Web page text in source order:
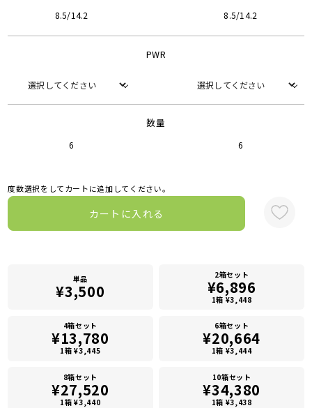
8.5/14.2 8.5/14.2
PWR
数量
6 6
度数選択をしてカートに追加してください。
カートに入れる
単品
¥3,500
2箱セット
¥6,896
1箱 ¥3,448
4箱セット
¥13,780
1箱 ¥3,445
6箱セット
¥20,664
1箱 ¥3,444
8箱セット
¥27,520
1箱 ¥3,440
10箱セット
¥34,380
1箱 ¥3,438